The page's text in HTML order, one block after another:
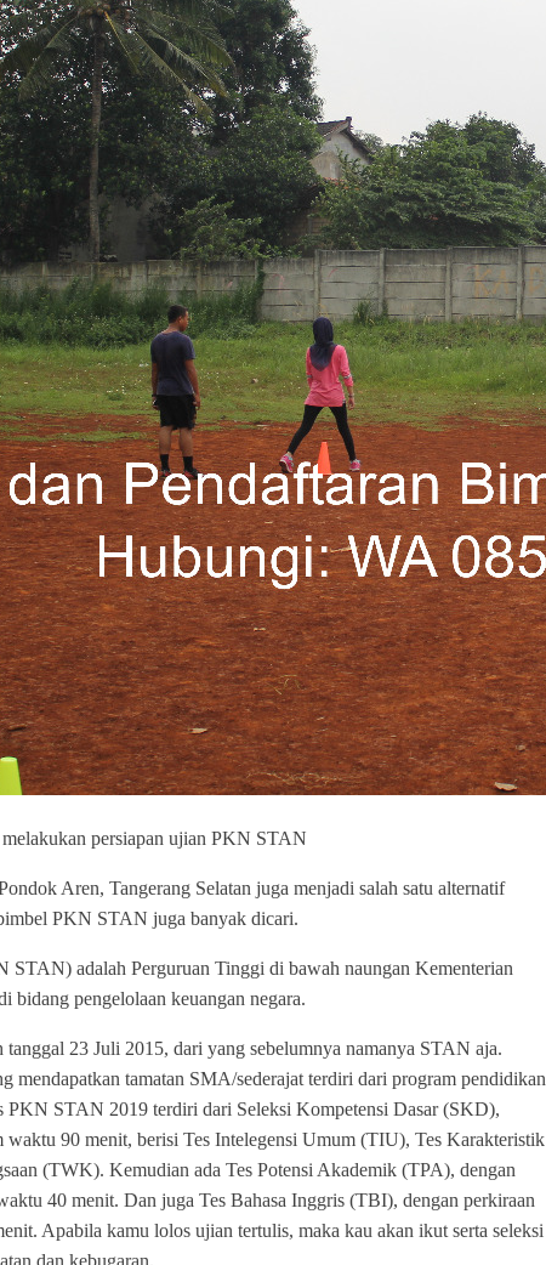
persiapan ujian PKN STAN
Aren, Tangerang Selatan juga menjadi salah satu alternatif
PKN STAN juga banyak dicari.
adalah Perguruan Tinggi di bawah naungan Kementerian
bidang pengelolaan keuangan negara.
23 Juli 2015, dari yang sebelumnya namanya STAN aja.
tamatan SMA/sederajat terdiri dari program pendidikan
STAN 2019 terdiri dari Seleksi Kompetensi Dasar (SKD),
waktu 90 menit, berisi Tes Intelegensi Umum (TIU), Tes Karakteristik
(TWK). Kemudian ada Tes Potensi Akademik (TPA), dengan
40 menit. Dan juga Tes Bahasa Inggris (TBI), dengan perkiraan
Apabila kamu lolos ujian tertulis, maka kau akan ikut serta seleksi
dan kebugaran.